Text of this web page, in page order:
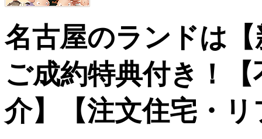
名古屋のランドは
ご成約特典付き！
介】【注文住宅・